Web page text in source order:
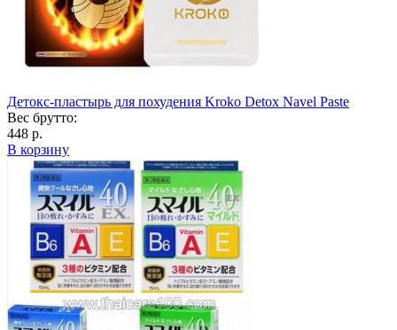
Детокс-пластырь для похудения Kroko Detox Navel Paste
Вес брутто:
448 р.
В корзину